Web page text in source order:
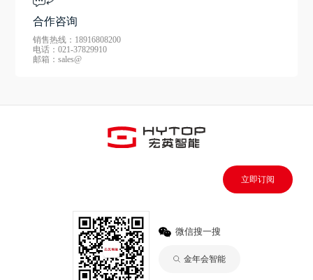
合作咨询
销售热线：18916808200
电话：021-37829910
邮箱：sales@
立即订阅
微信搜一搜
金年会智能